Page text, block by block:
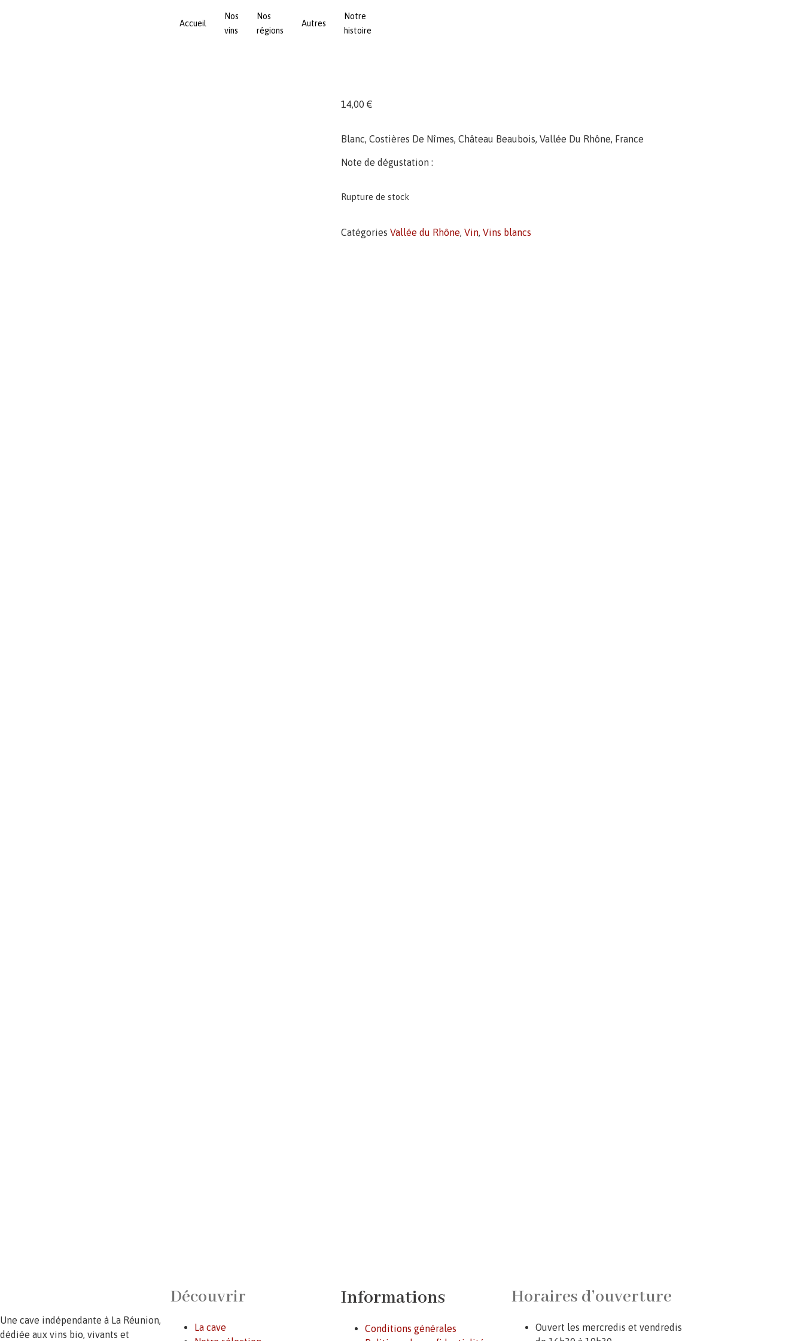
Accueil
Nos
vins
Nos
régions
Autres
Notre
histoire
14,00 €
Blanc, Costières De Nîmes, Château Beaubois, Vallée Du Rhône, France
Note de dégustation :
Rupture de stock
Catégories Vallée du Rhône Vin Vins blancs
Une cave indépendante à La Réunion,
dédiée aux vins bio, vivants et
Découvrir
La cave
Informations
Conditions générales
Horaires d’ouverture
Ouvert les mercredis et vendredis